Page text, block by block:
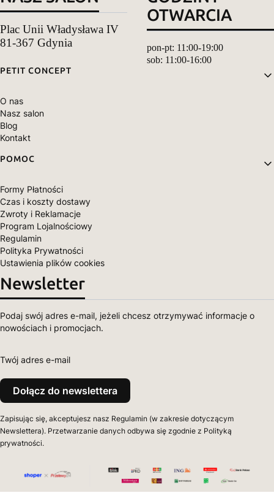
Plac Unii Władysława IV
81-367 Gdynia
OTWARCIA
pon-pt: 11:00-19:00
sob: 11:00-16:00
Linki w stopce
PETIT CONCEPT
O nas
Nasz salon
Blog
Kontakt
POMOC
Formy Płatności
Czas i koszty dostawy
Zwroty i Reklamacje
Program Lojalnościowy
Regulamin
Polityka Prywatności
Ustawienia plików cookies
Newsletter
Podaj swój adres e-mail, jeżeli chcesz otrzymywać informacje o
nowościach i promocjach.
Twój adres e-mail
Dołącz do newslettera
Zapisując się, akceptujesz nasz Regulamin (w zakresie dotyczącym
Newslettera). Przetwarzanie danych odbywa się zgodnie z Polityką
prywatności.